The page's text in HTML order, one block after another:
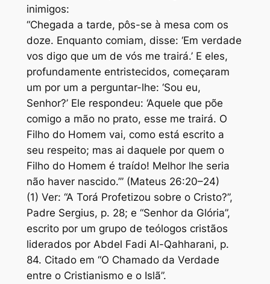
inimigos:
“Chegada a tarde, pôs-se à mesa com os
doze. Enquanto comiam, disse: ‘Em verdade
vos digo que um de vós me trairá.’ E eles,
profundamente entristecidos, começaram
um por um a perguntar-lhe: ‘Sou eu,
Senhor?’ Ele respondeu: ‘Aquele que põe
comigo a mão no prato, esse me trairá. O
Filho do Homem vai, como está escrito a
seu respeito; mas ai daquele por quem o
Filho do Homem é traído! Melhor lhe seria
não haver nascido.’” (Mateus 26:20–24)
(1) Ver: “A Torá Profetizou sobre o Cristo?”,
Padre Sergius, p. 28; e “Senhor da Glória”,
escrito por um grupo de teólogos cristãos
liderados por Abdel Fadi Al-Qahharani, p.
84. Citado em “O Chamado da Verdade
entre o Cristianismo e o Islã”.